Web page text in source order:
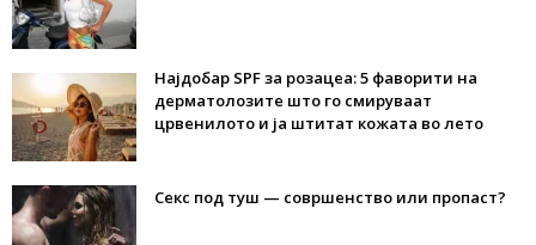
Најдобар SPF за розацеа: 5 фаворити на
дерматолозите што го смируваат
црвенилото и ја штитат кожата во лето
Секс под туш — совршенство или пропаст?